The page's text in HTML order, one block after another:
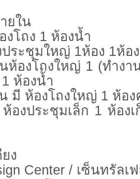
ยใน
งโถง 1 ห้องน้ำ
ประชุมใหญ่ 1ห้อง 1ห้
ห้องโถงใหญ่ 1 (ทำงา
ห้องน้ำ
มี ห้องโถงใหญ่ 1 ห้อง
องประชุมเล็ก 1 ห้อง
ง
Center / เซ็นทรัล